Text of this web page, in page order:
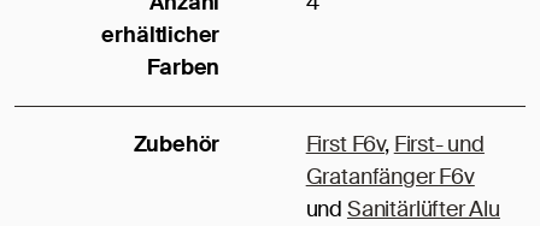
erhältlicher
Farben
Zubehör First F6v, First- und
Gratanfänger F6v
und Sanitärlüfter Alu